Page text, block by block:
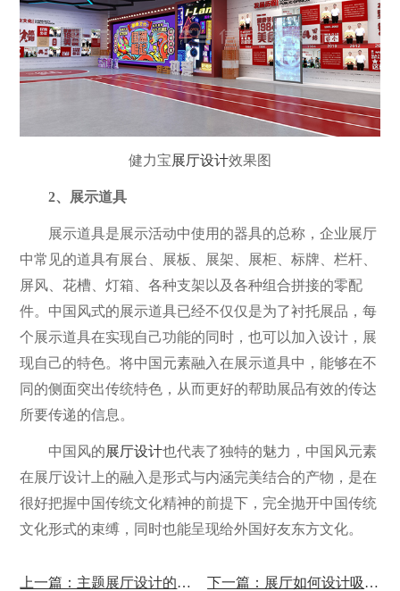
健力宝展厅设计效果图
2、展示道具
展示道具是展示活动中使用的器具的总称，企业展厅
中常见的道具有展台、展板、展架、展柜、标牌、栏杆、
屏风、花槽、灯箱、各种支架以及各种组合拼接的零配
件。中国风式的展示道具已经不仅仅是为了衬托展品，每
个展示道具在实现自己功能的同时，也可以加入设计，展
现自己的特色。将中国元素融入在展示道具中，能够在不
同的侧面突出传统特色，从而更好的帮助展品有效的传达
所要传递的信息。
中国风的展厅设计也代表了独特的魅力，中国风元素
在展厅设计上的融入是形式与内涵完美结合的产物，是在
很好把握中国传统文化精神的前提下，完全抛开中国传统
文化形式的束缚，同时也能呈现给外国好友东方文化。
上一篇：主题展厅设计的几个技巧? 下一篇：展厅如何设计吸引人的视觉中心?